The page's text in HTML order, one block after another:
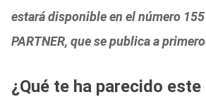
estará disponible en el número 155
PARTNER, que se publica a
¿Qué te ha parecido